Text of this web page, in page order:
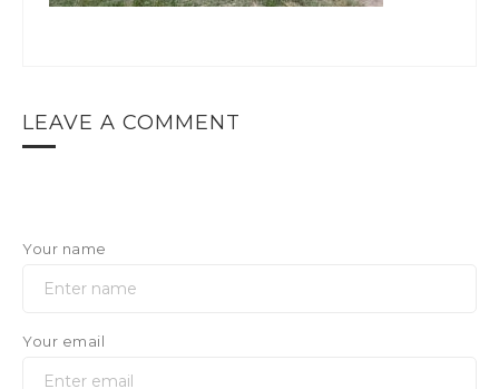
LEAVE A COMMENT
Your name
Your email